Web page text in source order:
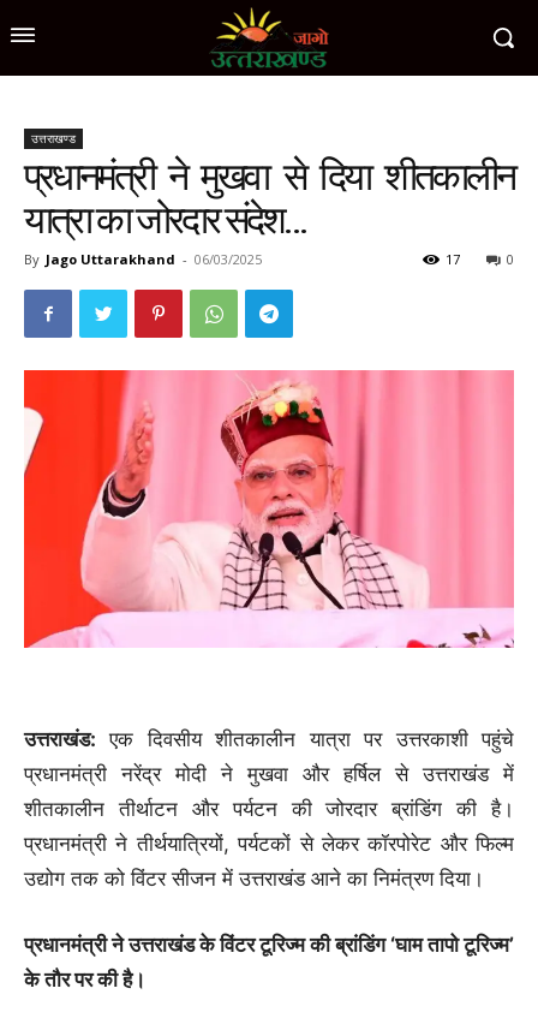
उत्तराखण्ड
प्रधानमंत्री ने मुखवा से दिया शीतकालीन
यात्रा का जोरदार संदेश…
By Jago Uttarakhand - 06/03/2025 0
17
उत्तराखंड: एक दिवसीय शीतकालीन यात्रा पर उत्तरकाशी पहुंचे
प्रधानमंत्री नरेंद्र मोदी ने मुखवा और हर्षिल से उत्तराखंड में
शीतकालीन तीर्थाटन और पर्यटन की जोरदार ब्रांडिंग की है।
प्रधानमंत्री ने तीर्थयात्रियों, पर्यटकों से लेकर कॉरपोरेट और फिल्म
उद्योग तक को विंटर सीजन में उत्तराखंड आने का निमंत्रण दिया।
प्रधानमंत्री ने उत्तराखंड के विंटर टूरिज्म की ब्रांडिंग ‘घाम तापो टूरिज्म’
के तौर पर की है।